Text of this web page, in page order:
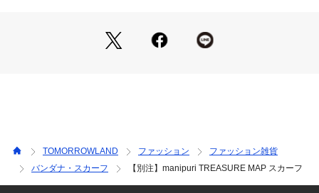
その魅力はスカーフだけにとどまらず、バッグや傘、ウェアー
なども展開しています。
店舗にお問い合わせの際は、下記の商品番号をお申し付けくだ
さい。
商品番号:33-04-52-04517
TOMORROWLAND ファッション
ファッション雑貨
バンダナ・スカーフ
【別注】manipuri TREASURE MAP スカーフ